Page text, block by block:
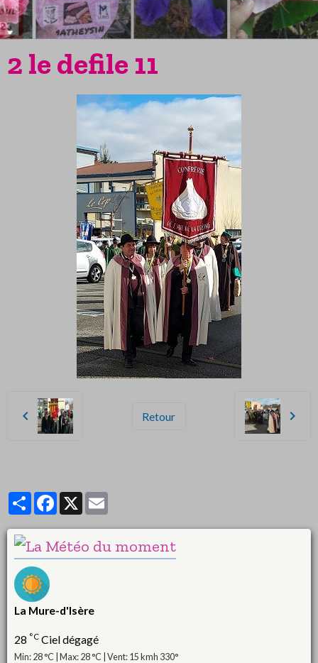
2 le defile 11
Retour
PartagerFacebook
X
La Mure-d'Isère
28 °C Ciel dégagé
Min: 28 °C | Max: 28 °C | Vent: 15 kmh 330°